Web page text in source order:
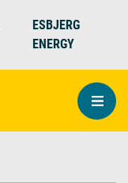
ESBJERG
ENERGY